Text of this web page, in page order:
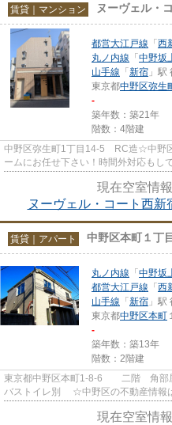
賃貸｜マンション ヌーヴェル・
都営大江戸線 「 西
丸ノ内線 「 中野坂
山手線 「 新宿 」駅
東京都中野区弥生
-
築年数：築21年
階数：4階建
中野区弥生町1丁目14-5 RC造☆中野
ームにお任せ下さい！時間外対応も
現在空室情
ヌーヴェル・コート西
賃貸｜アパート 中野区本町１丁
丸ノ内線 「 中野坂
都営大江戸線 「 西
山手線 「 新宿 」駅
東京都中野区本町
-
築年数：築13年
階数：2階建
東京都中野区本町1-8-6 二階 角
バストイレ別 ☆中野区の不動産情報は株式会社トミタ アイホームにお任せ下
現在空室情